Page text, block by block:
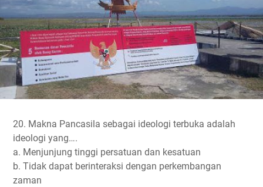
20. Makna Pancasila sebagai ideologi terbuka adalah
ideologi yang….
a. Menjunjung tinggi persatuan dan kesatuan
b. Tidak dapat berinteraksi dengan perkembangan
zaman